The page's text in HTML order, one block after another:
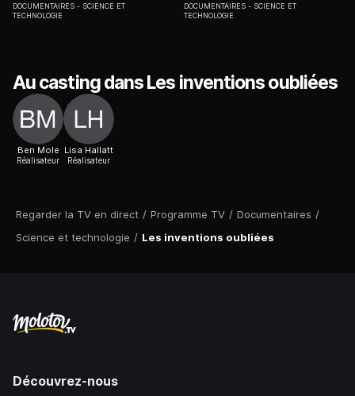
Regarder la TV en direct / Programme TV / Documentaires /
Science et technologie / Les inventions oubliées
DOCUMENTAIRES
SCIENCE ET
TECHNOLOGIE
DOCUMENTAIRES
SCIENCE ET
TECHNOLOGIE
Au casting dans Les inventions oubliées
Ben Mole
Réalisateur
Lisa Hallatt
Réalisateur
Découvrez-nous